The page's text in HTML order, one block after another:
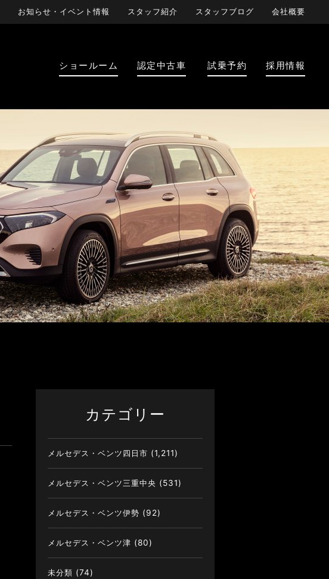
お知らせ・イベント情報 スタッフ紹介 スタッフブログ 会社概要
ショールーム 認定中古車 試乗予約 採用情報
カテゴリー
メルセデス・ベンツ四日市 (1,211)
メルセデス・ベンツ三重中央 (531)
メルセデス・ベンツ伊勢 (92)
メルセデス・ベンツ津 (80)
未分類 (74)